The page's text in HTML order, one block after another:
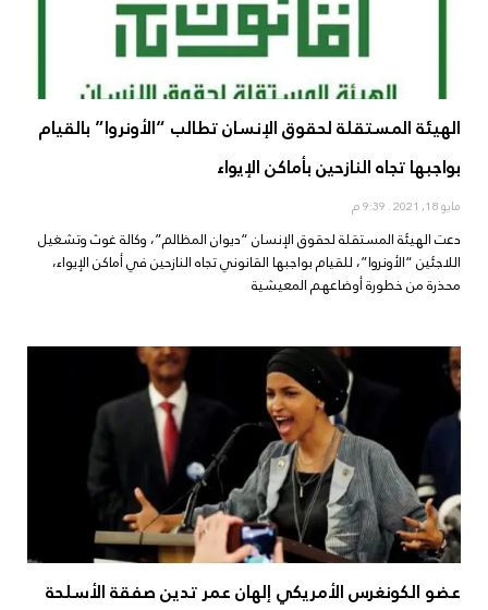
الهيئة المستقلة لحقوق الإنسان تطالب “الأونروا” بالقيام
بواجبها تجاه النازحين بأماكن الإيواء
مايو 18, 2021
دعت الهيئة المستقلة لحقوق الإنسان “ديوان المظالم”، وكالة غوث وتشغيل
اللاجئين “الأونروا”، للقيام بواجبها القانوني تجاه النازحين في أماكن الإيواء،
محذرة من خطورة أوضاعهم المعيشية
عضو الكونغرس الأمريكي إلهان عمر تدين صفقة الأسلحة